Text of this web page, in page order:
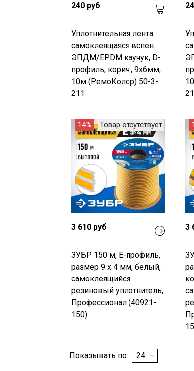
240 руб
Уплотнительная лента
самоклеящаяся вспен.
ЭПДМ/EPDM каучук, D-
профиль, корич., 9x6мм,
10м (РемоКолор) 50-3-
211
14% Товар отсутствует
3 610 руб
ЗУБР 150 м, E-профиль,
размер 9 х 4 мм, белый,
самоклеящийся
резиновый уплотнитель,
Профессионал (40921-
150)
3
Показывать по: